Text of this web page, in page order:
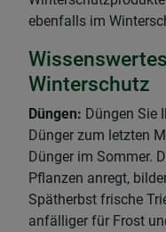
ebenfalls im
Winterschutz
Düngen: Düngen Sie
Dünger zum letzten
Dünger im Sommer.
Pflanzen anregt,
Spätherbst frische
anfälliger für Frost